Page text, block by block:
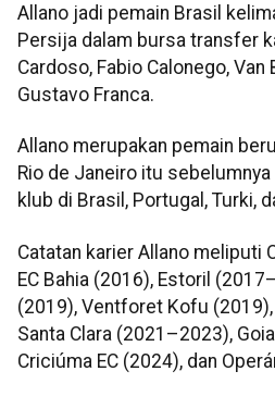
Allano jadi pemain Brasil
Persija dalam bursa transfer
Cardoso, Fabio Calonego, Van
Gustavo Franca.
Allano merupakan pemain
Rio de Janeiro itu
klub di Brasil, Portugal, Turki,
Catatan karier Allano meliputi
EC Bahia (2016), Estoril
(2019), Ventforet Kofu
Santa Clara (2021–2023),
Criciúma EC (2024), dan